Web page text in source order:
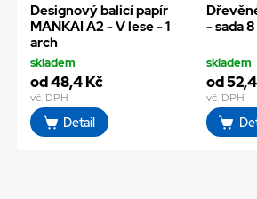
Designový balicí papír
MANKAI A2 - V lese - 1
arch
skladem
od 48,4 Kč
vč. DPH
Detail
- sada
skladem
od
vč. DPH